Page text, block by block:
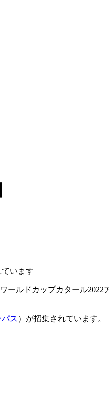
います
ルドカップカタール
ス ）が招集されています。